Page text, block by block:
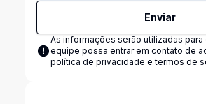
Enviar
As informações serão utilizadas para
equipe possa entrar em contato de
política de privacidade e termos de